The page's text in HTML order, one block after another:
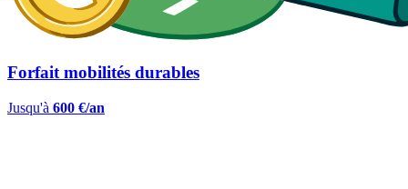
Forfait mobilités durables
Jusqu'à 600 €/an